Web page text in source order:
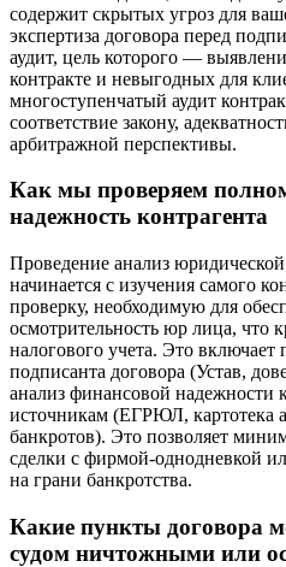
содержит скрытых угроз для
экспертиза договора перед
аудит, цель которого —
контракте и невыгодных для
многоступенчатый аудит
соответствие закону,
арбитражной перспективы.
Как мы проверяем
надежность контрагента
Проведение анализ
начинается с изучения самого
проверку, необходимую для
осмотрительность юр лица, что
налогового учета. Это
подписанта договора (Устав,
анализ финансовой надежности
источникам (ЕГРЮЛ, картотека
банкротов). Это позволяет
сделки с фирмой-однодневкой
на грани банкротства.
Какие пункты договора
судом ничтожными или